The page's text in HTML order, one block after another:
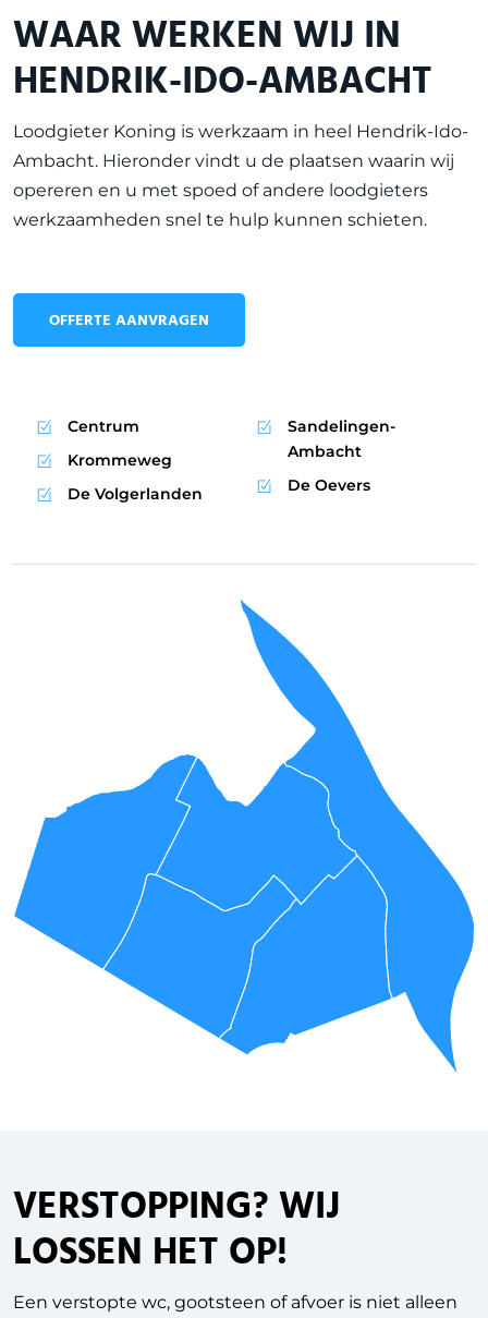
WAAR WERKEN WIJ IN
HENDRIK-IDO-AMBACHT
Loodgieter Koning is werkzaam in heel Hendrik-Ido-
Ambacht. Hieronder vindt u de plaatsen waarin wij
opereren en u met spoed of andere loodgieters
werkzaamheden snel te hulp kunnen schieten.
Centrum
Krommeweg
De Volgerlanden
Sandelingen-
Ambacht
De Oevers
OFFERTE AANVRAGEN
VERSTOPPING? WIJ
LOSSEN HET OP!
Een verstopte wc, gootsteen of afvoer is niet alleen